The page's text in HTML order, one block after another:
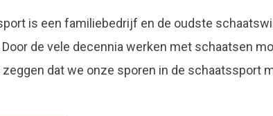
is een familiebedrijf en de oudste
Door de vele decennia werken met schaatsen
dat we onze sporen in de schaatssport